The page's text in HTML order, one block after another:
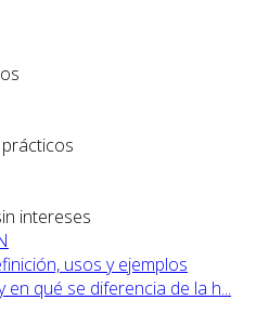
intereses
usos y ejemplos
en qué se diferencia de la h...